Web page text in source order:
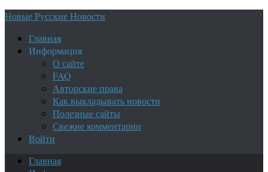
Новые Русские Новости
Главная
Информация
О сайте
FAQ
Авторские права
Как выкладывать новости
Полезные сайты
Свежие комментарии
Войти
Главная